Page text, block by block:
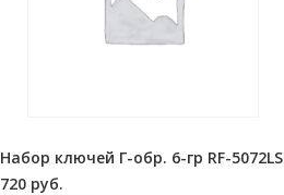
Набор ключей Г-обр. 6-гр RF-5072LS
720 руб.